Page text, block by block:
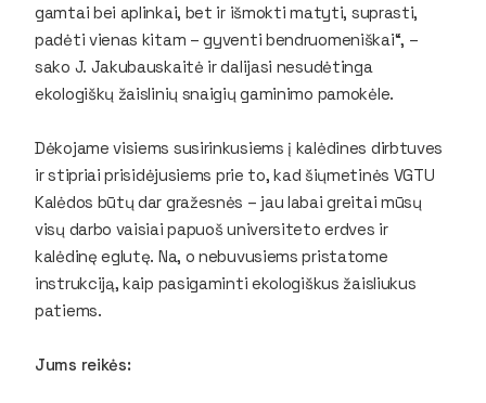
gamtai bei aplinkai, bet ir išmokti matyti, suprasti,
padėti vienas kitam – gyventi bendruomeniškai“, –
sako J. Jakubauskaitė ir dalijasi nesudėtinga
ekologiškų žaislinių snaigių gaminimo pamokėle.
Dėkojame visiems susirinkusiems į kalėdines dirbtuves
ir stipriai prisidėjusiems prie to, kad šiųmetinės VGTU
Kalėdos būtų dar gražesnės – jau labai greitai mūsų
visų darbo vaisiai papuoš universiteto erdves ir
kalėdinę eglutę. Na, o nebuvusiems pristatome
instrukciją, kaip pasigaminti ekologiškus žaisliukus
patiems.
Jums reikės: